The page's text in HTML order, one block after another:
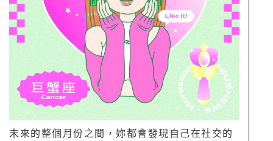
未來的整個月份之間，妳都會發現自己在社交的